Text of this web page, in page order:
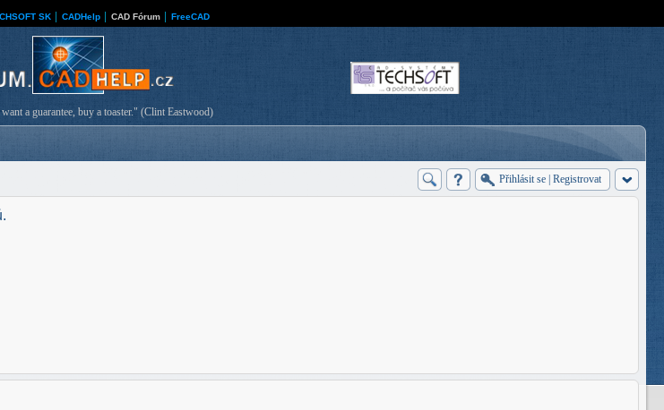
SK CADHelp CAD Fórum FreeCAD
a guarantee, buy a toaster." (Clint Eastwood)
Přihlásit se Registrovat